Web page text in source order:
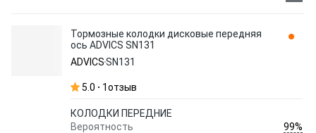
Тормозные колодки дисковые передняя
ось ADVICS SN131
ADVICSSN131
5.0 1отзыв
КОЛОДКИ ПЕРЕДНИЕ
Вероятность
99%